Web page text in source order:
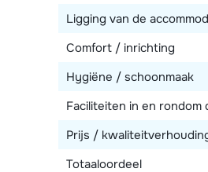
Ligging van de
Comfort / inrichting
Hygiëne / schoonmaak
Faciliteiten in en rondom
Prijs /
Totaaloordeel